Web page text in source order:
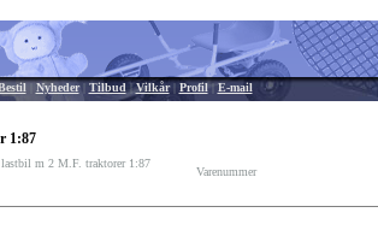
| Nyheder| Tilbud |Vilkår| Profil| E-mail
1:87
m 2 M.F. traktorer 1:87
Varenummer